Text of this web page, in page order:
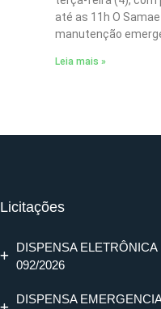
até as 11h O
manutenção
Leia mais »
Licitações
DISPENSA ELETRÔNICA
092/2026
DISPENSA